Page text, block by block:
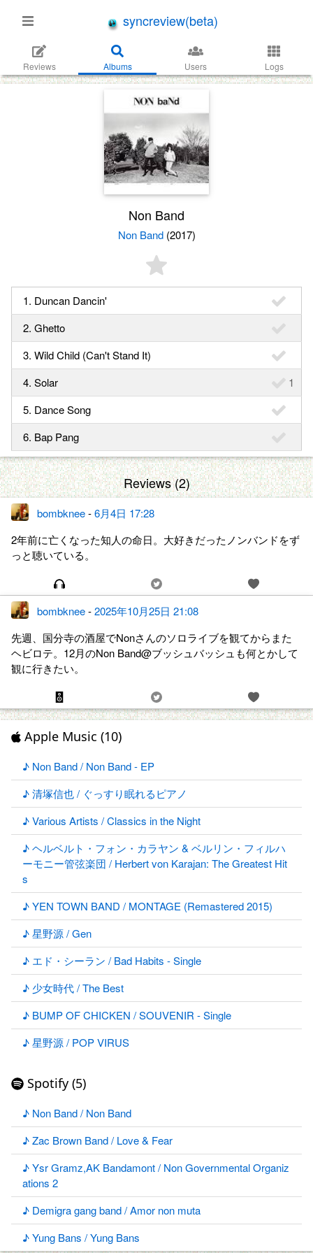
syncreview(beta)
Reviews Albums Users Logs
Non Band
Non Band(2017)
1. Duncan Dancin'
2. Ghetto
3. Wild Child (Can't Stand It)
4. Solar
1
5. Dance Song
6. Bap Pang
Reviews (2)
bombknee-6月4日 17:28
2年前に亡くなった知人の命日。大好きだったノンバンドをず
っと聴いている。
bombknee-2025年10月25日 21:08
先週、国分寺の酒屋でNonさんのソロライブを観てからまた
ヘビロテ。12月のNon Band@ブッシュバッシュも何とかして
観に行きたい。
Apple Music (10)
♪ Non Band / Non Band - EP
♪ 清塚信也 / ぐっすり眠れるピアノ
♪ Various Artists / Classics in the Night
♪ ヘルベルト・フォン・カラヤン & ベルリン・フィルハ
ーモニー管弦楽団 / Herbert von Karajan: The Greatest Hit
s
♪ YEN TOWN BAND / MONTAGE (Remastered 2015)
♪ 星野源 / Gen
♪ エド・シーラン / Bad Habits - Single
♪ 少女時代 / The Best
♪ BUMP OF CHICKEN / SOUVENIR - Single
♪ 星野源 / POP VIRUS
Spotify (5)
♪ Non Band / Non Band
♪ Zac Brown Band / Love & Fear
♪ Ysr Gramz,AK Bandamont / Non Governmental Organiz
ations 2
♪ Demigra gang band / Amor non muta
♪ Yung Bans / Yung Bans